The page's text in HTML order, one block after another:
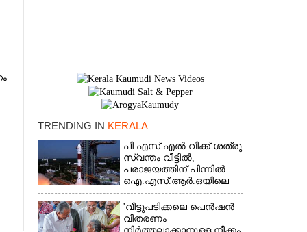
TRENDING IN KERALA
പി.എസ്.എൽ.വിക്ക് ശത്രു
സ്വന്തം വീട്ടിൽ,​
പരാജയത്തിന് പിന്നിൽ
ഐ.എസ്.ആർ.ഒയിലെ
ഉന്നതൻ
'വീട്ടുപടിക്കലെ പെൻഷൻ
വിതരണം
×